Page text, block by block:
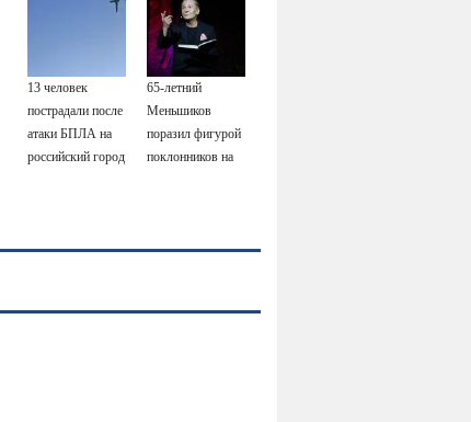
военкора Коца
13 человек
пострадали после
атаки БПЛА на
российский город
65-летний
Меньшиков
поразил фигурой
поклонников на